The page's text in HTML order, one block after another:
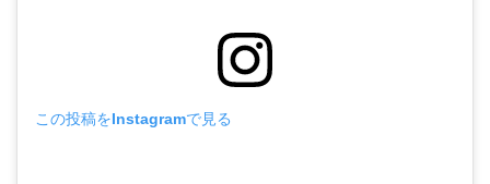
この投稿をInstagramで見る